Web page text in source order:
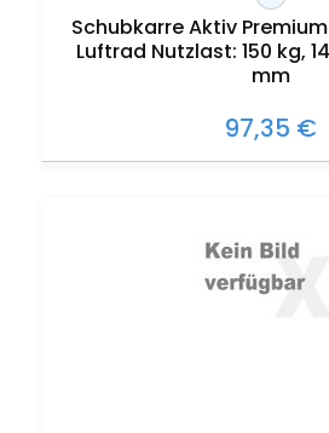
Schubkarre Aktiv
Luftrad Nutzlast: 150 kg,
mm
97,35 €